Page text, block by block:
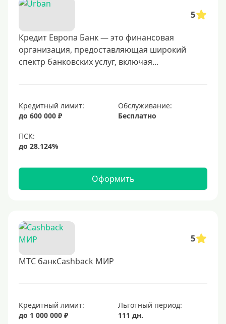
Visa
UnionPay
Мир
Platinum
Золотые
Черные
Виртуальные
С бонусами
С кэшбэком на АЗС
С милями
Цель
Для игр
Для покупок
Для путешествий
5
Кредит Европа Банк — это финансовая
организация, предоставляющая широкий
спектр банковских услуг, включая...
Кредитный лимит:
до 600 000 ₽
Обслуживание:
Бесплатно
Оформить
5
МТС банкCashback МИР
Кредитный лимит:
до 1 000 000 ₽
Льготный период:
111 дн.